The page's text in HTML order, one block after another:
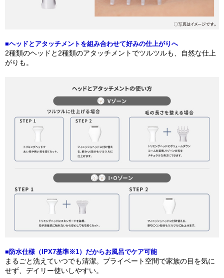
■ヘッドとアタッチメントを組み合わせて好みの仕上がりへ
2種類のヘッドと2種類のアタッチメントでツルツルも、自然な仕上
がりも。
■防水仕様（IPX7基準※1）だからお風呂でケア可能
まるごと洗えていつでも清潔。プライベート空間で家族の目を気に
せず、デイリー使いしやすい。